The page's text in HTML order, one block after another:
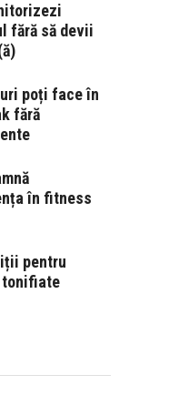
fără să devii
poți face în
fără
în fitness
pentru